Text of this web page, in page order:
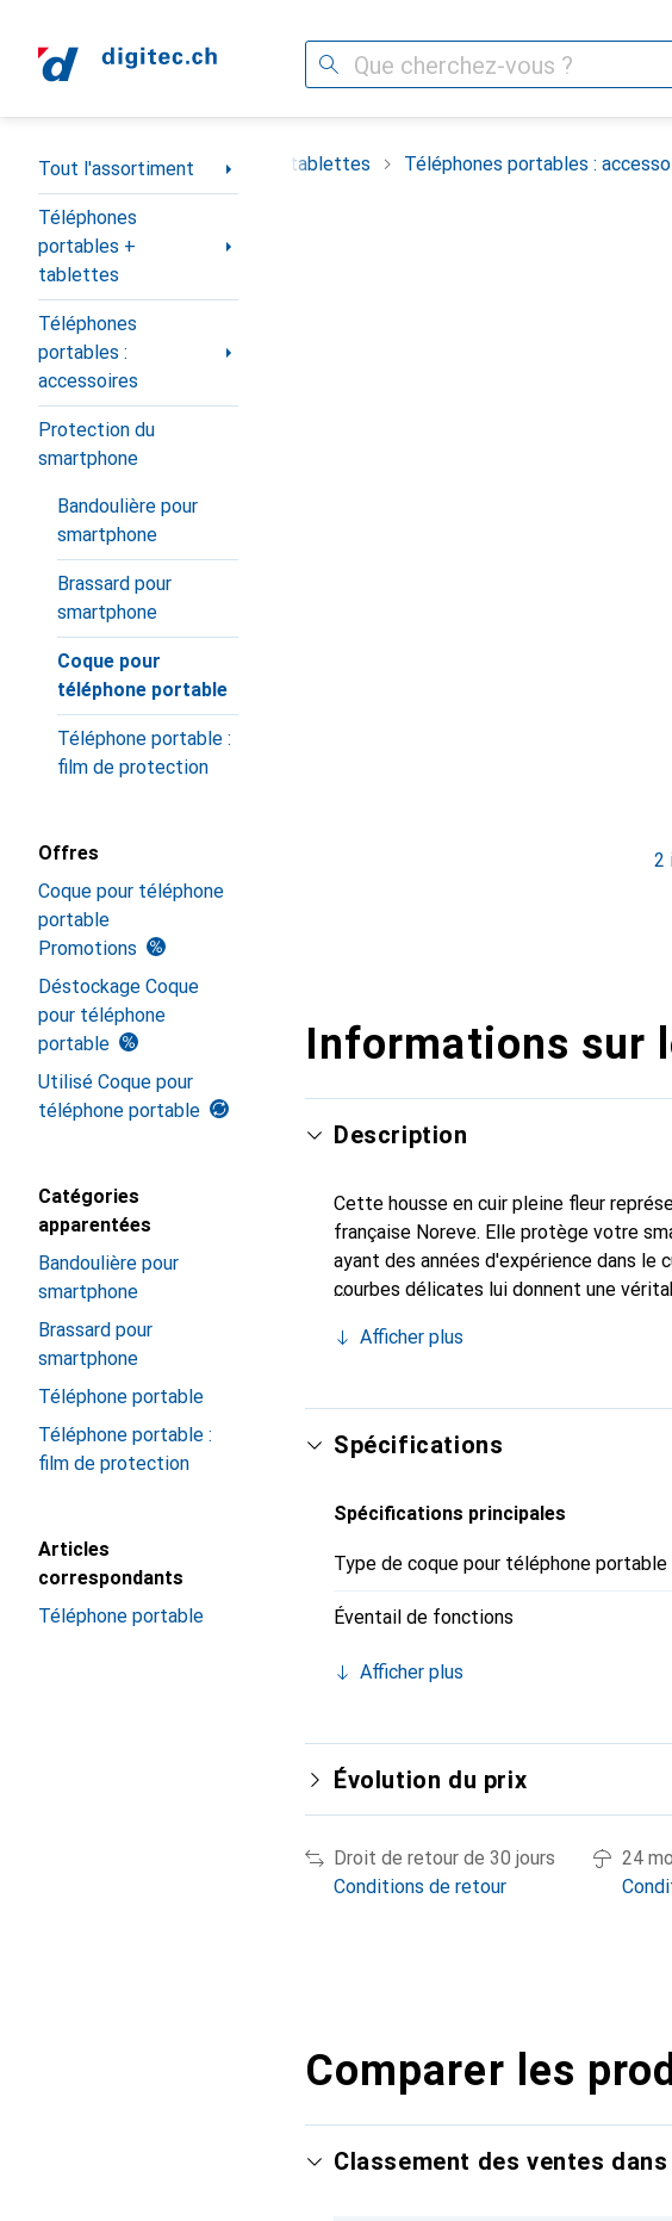
Recherche
Navigation par catégorie
Tout l'assortiment
Téléphones
portables +
tablettes
Téléphones
portables :
accessoires
Protection du
smartphone
Bandoulière pour
smartphone
Brassard pour
smartphone
Coque pour
téléphone portable
Téléphone portable :
film de protection
Offres
Coque pour téléphone
portable
Promotions
Déstockage Coque
pour téléphone
portable
Utilisé Coque pour
téléphone portable
Catégories
apparentées
Bandoulière pour
smartphone
Brassard pour
smartphone
Téléphone portable
Téléphone portable :
film de protection
Articles
correspondants
Téléphone portable
Téléphones portables + tablettes Téléphones portables :
2
Informations sur
Description
Cette housse en cuir pleine fleur
française Noreve. Elle protège votre
ayant des années d'expérience dans le
courbes délicates lui donnent une
Noreve est un choix fiable pour une
Afficher plus
Spécifications
Spécifications principales
Type de coque pour téléphone portable
Éventail de fonctions
Afficher plus
Évolution du prix
Droit de retour de 30 jours
Conditions de retour
24
Comparer les
Classement des ventes